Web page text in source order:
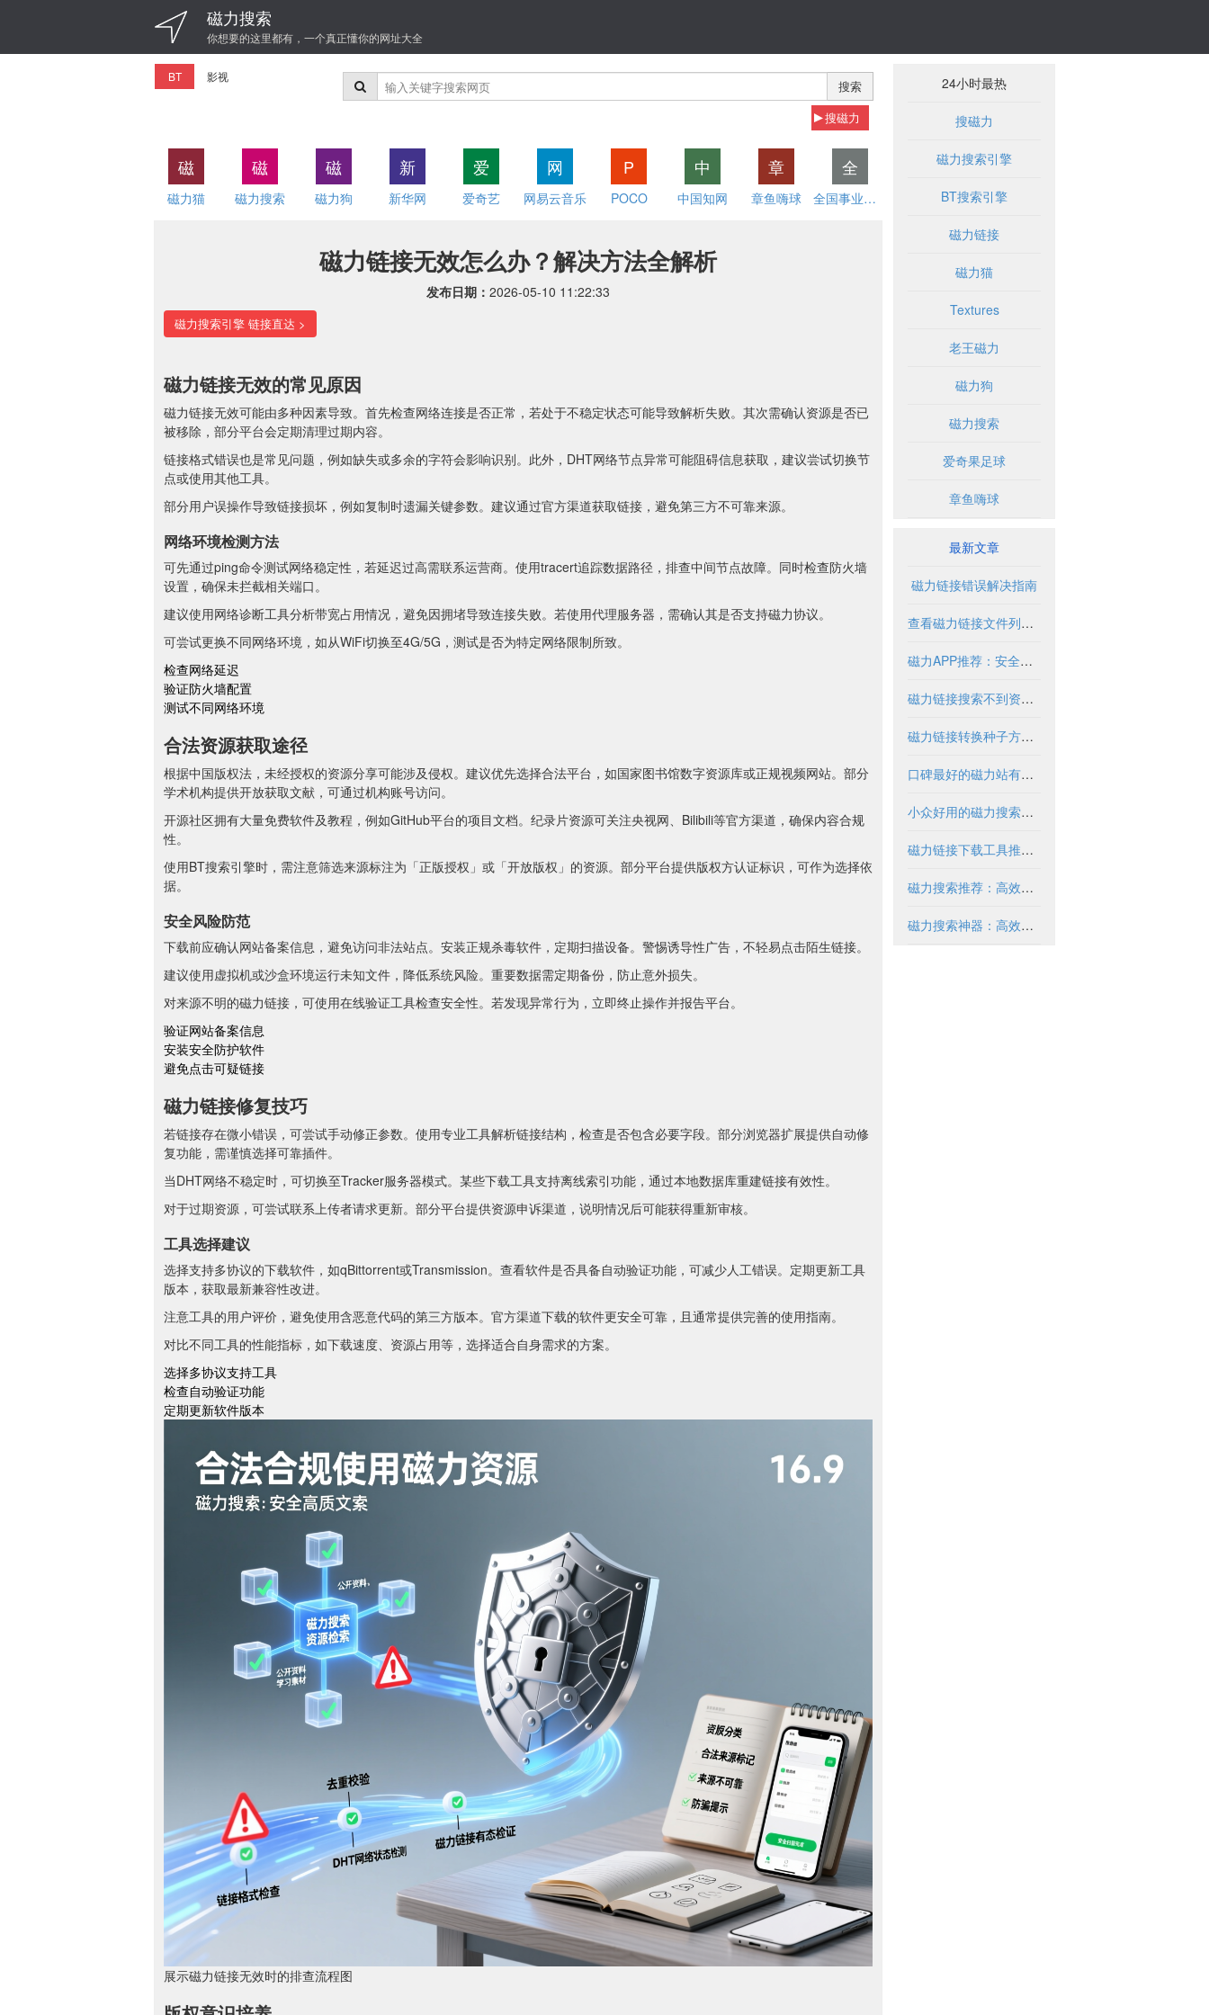
磁力搜索
你想要的这里都有，一个真正懂你的网址大全
BT 影视
搜索
搜磁力
磁
磁力猫
磁
磁力搜索
磁
磁力狗
新
新华网
爱
爱奇艺
网
网易云音乐
P
POCO
中
中国知网
章
章鱼嗨球
全
全国事业单位招聘网
磁力链接无效怎么办？解决方法全解析
发布日期： 2026-05-10 11:22:33
磁力搜索引擎 链接直达 >
磁力链接无效的常见原因
磁力链接无效可能由多种因素导致。首先检查网络连接是否正常，若处于不稳定状态可能导致解析失败。其次需确认资源是否已
被移除，部分平台会定期清理过期内容。
链接格式错误也是常见问题，例如缺失或多余的字符会影响识别。此外，DHT网络节点异常可能阻碍信息获取，建议尝试切换节
点或使用其他工具。
部分用户误操作导致链接损坏，例如复制时遗漏关键参数。建议通过官方渠道获取链接，避免第三方不可靠来源。
网络环境检测方法
可先通过ping命令测试网络稳定性，若延迟过高需联系运营商。使用tracert追踪数据路径，排查中间节点故障。同时检查防火墙
设置，确保未拦截相关端口。
建议使用网络诊断工具分析带宽占用情况，避免因拥堵导致连接失败。若使用代理服务器，需确认其是否支持磁力协议。
可尝试更换不同网络环境，如从WiFi切换至4G/5G，测试是否为特定网络限制所致。
检查网络延迟
验证防火墙配置
测试不同网络环境
合法资源获取途径
根据中国版权法，未经授权的资源分享可能涉及侵权。建议优先选择合法平台，如国家图书馆数字资源库或正规视频网站。部分
学术机构提供开放获取文献，可通过机构账号访问。
开源社区拥有大量免费软件及教程，例如GitHub平台的项目文档。纪录片资源可关注央视网、Bilibili等官方渠道，确保内容合规
性。
使用BT搜索引擎时，需注意筛选来源标注为「正版授权」或「开放版权」的资源。部分平台提供版权方认证标识，可作为选择依
据。
安全风险防范
下载前应确认网站备案信息，避免访问非法站点。安装正规杀毒软件，定期扫描设备。警惕诱导性广告，不轻易点击陌生链接。
建议使用虚拟机或沙盒环境运行未知文件，降低系统风险。重要数据需定期备份，防止意外损失。
对来源不明的磁力链接，可使用在线验证工具检查安全性。若发现异常行为，立即终止操作并报告平台。
验证网站备案信息
安装安全防护软件
避免点击可疑链接
磁力链接修复技巧
若链接存在微小错误，可尝试手动修正参数。使用专业工具解析链接结构，检查是否包含必要字段。部分浏览器扩展提供自动修
复功能，需谨慎选择可靠插件。
当DHT网络不稳定时，可切换至Tracker服务器模式。某些下载工具支持离线索引功能，通过本地数据库重建链接有效性。
对于过期资源，可尝试联系上传者请求更新。部分平台提供资源申诉渠道，说明情况后可能获得重新审核。
工具选择建议
选择支持多协议的下载软件，如qBittorrent或Transmission。查看软件是否具备自动验证功能，可减少人工错误。定期更新工具
版本，获取最新兼容性改进。
注意工具的用户评价，避免使用含恶意代码的第三方版本。官方渠道下载的软件更安全可靠，且通常提供完善的使用指南。
对比不同工具的性能指标，如下载速度、资源占用等，选择适合自身需求的方案。
选择多协议支持工具
检查自动验证功能
定期更新软件版本
展示磁力链接无效时的排查流程图
24小时最热
搜磁力
磁力搜索引擎
BT搜索引擎
磁力链接
磁力猫
Textures
老王磁力
磁力狗
磁力搜索
爱奇果足球
章鱼嗨球
最新文章
磁力链接错误解决指南
查看磁力链接文件列表的实用方法与工具
磁力APP推荐：安全使用指南与优质资源盘点
磁力链接搜索不到资源怎么办？
磁力链接转换种子方法与工具解析
口碑最好的磁力站有哪些推荐？2024年全面解析
小众好用的磁力搜索推荐与解析
磁力链接下载工具推荐与使用指南
磁力搜索推荐：高效获取资源的实用指南
磁力搜索神器：高效获取资源的必备工具